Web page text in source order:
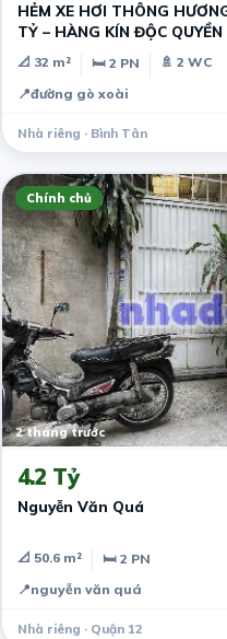
HẺM XE HƠI THÔNG
TỶ – HÀNG KÍN ĐỘC QUYỀN
📐 32 m² 🛏 2 PN
🚿 2 WC
📍đường gò xoài
Nhà riêng · Bình Tân
Chính chủ
2 tháng trước
4.2 Tỷ
Nguyễn Văn Quá
📐 50.6 m²
🛏 2 PN
📍nguyễn văn quá
Nhà riêng · Quận 12